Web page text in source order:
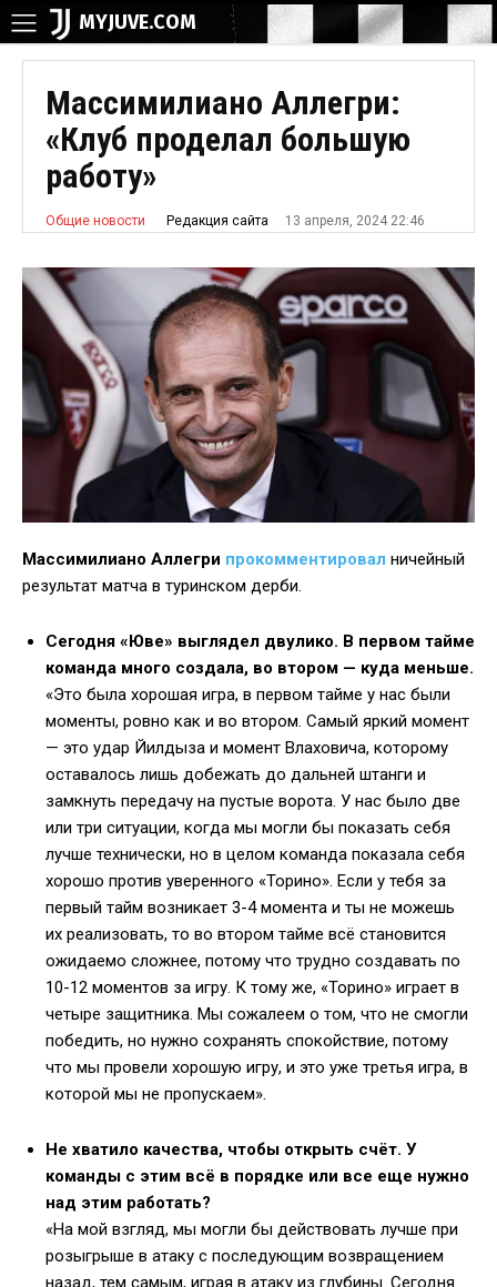
MYJUVE.COM
Массимилиано Аллегри:
«Клуб проделал большую
работу»
Общие новости Редакция сайта 13 апреля, 2024 22:46
Массимилиано Аллегри прокомментировал ничейный
результат матча в туринском дерби.
Сегодня «Юве» выглядел двулико. В первом тайме
команда много создала, во втором — куда меньше.
«Это была хорошая игра, в первом тайме у нас были
моменты, ровно как и во втором. Самый яркий момент
— это удар Йилдыза и момент Влаховича, которому
оставалось лишь добежать до дальней штанги и
замкнуть передачу на пустые ворота. У нас было две
или три ситуации, когда мы могли бы показать себя
лучше технически, но в целом команда показала себя
хорошо против уверенного «Торино». Если у тебя за
первый тайм возникает 3-4 момента и ты не можешь
их реализовать, то во втором тайме всё становится
ожидаемо сложнее, потому что трудно создавать по
10-12 моментов за игру. К тому же, «Торино» играет в
четыре защитника. Мы сожалеем о том, что не смогли
победить, но нужно сохранять спокойствие, потому
что мы провели хорошую игру, и это уже третья игра, в
которой мы не пропускаем».
Не хватило качества, чтобы открыть счёт. У
команды с этим всё в порядке или все еще нужно
над этим работать?
«На мой взгляд, мы могли бы действовать лучше при
розыгрыше в атаку с последующим возвращением
назад, тем самым, играя в атаку из глубины. Сегодня